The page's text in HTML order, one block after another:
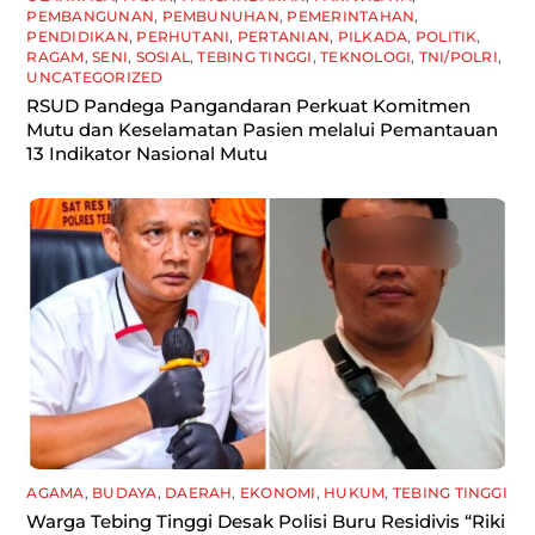
PEMBANGUNAN, PEMBUNUHAN, PEMERINTAHAN,
PENDIDIKAN, PERHUTANI, PERTANIAN, PILKADA, POLITIK,
RAGAM,SENI, SOSIAL ,TEBING TINGGI ,TEKNOLOGI, TNI/POLRI,
UNCATEGORIZED
RSUD Pandega Pangandaran Perkuat Komitmen
Mutu dan Keselamatan Pasien melalui Pemantauan
13 Indikator Nasional Mutu
AGAMA, BUDAYA, DAERAH, EKONOMI , HUKUM, TEBING TINGGI
Warga Tebing Tinggi Desak Polisi Buru Residivis “Riki